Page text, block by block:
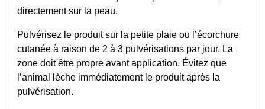
directement sur la peau.
Pulvérisez le produit sur la petite plaie ou l’écorchure
cutanée à raison de 2 à 3 pulvérisations par jour. La
zone doit être propre avant application. Évitez que
l’animal lèche immédiatement le produit après la
pulvérisation.